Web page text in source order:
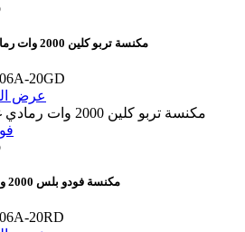
مكنسة تربو كلين 2000 وات رمادي غامق
20GD
عرض
مكنسة فودو بلس 2000 وات أحمر
20RD